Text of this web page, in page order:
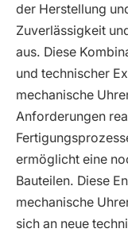
der Herstellung
Zuverlässigkeit
aus. Diese
und technischer
mechanische
Anforderungen
ermöglicht eine
Bauteilen. Diese
mechanische
sich an neue